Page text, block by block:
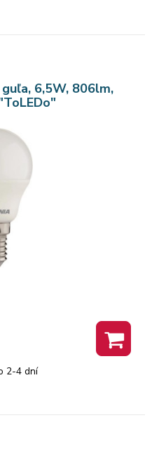
guľa, 6,5W, 806lm,
2-4 dní